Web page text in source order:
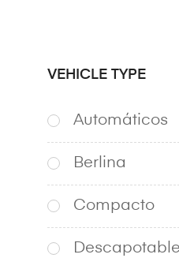
VEHICLE TYPE
Automáticos
Berlina
Compacto
Descapotable